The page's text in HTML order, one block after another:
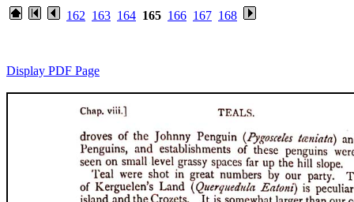
162 163 164 165 166 167 168
Display PDF Page